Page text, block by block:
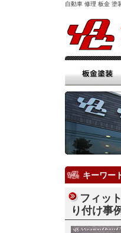
自動車 修理 板金 塗
キーワー
フィッ
り付け事